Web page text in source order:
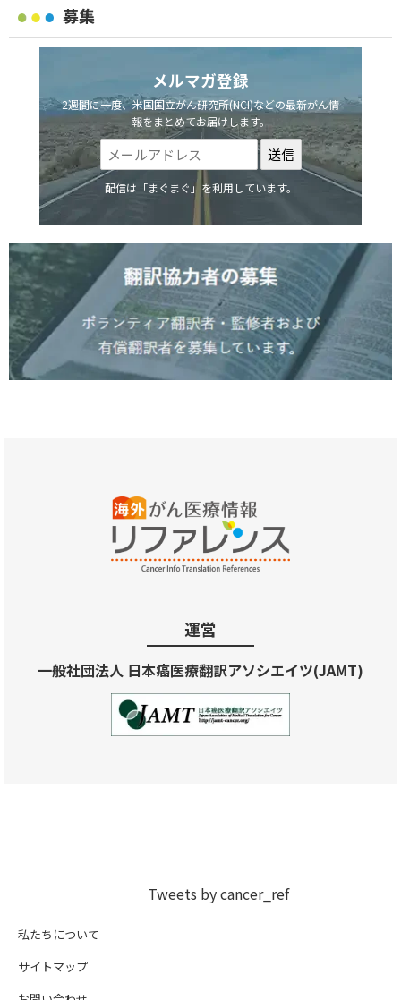
募集
メルマガ登録
2週間に一度、米国国立がん研究所(NCI)などの最新がん情
報をまとめてお届けします。
配信は「まぐまぐ」を利用しています。
運営
一般社団法人 日本癌医療翻訳アソシエイツ(JAMT)
Tweets by cancer_ref
私たちについて
サイトマップ